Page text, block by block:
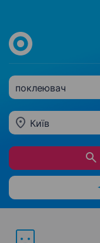
поклеювач
Київ